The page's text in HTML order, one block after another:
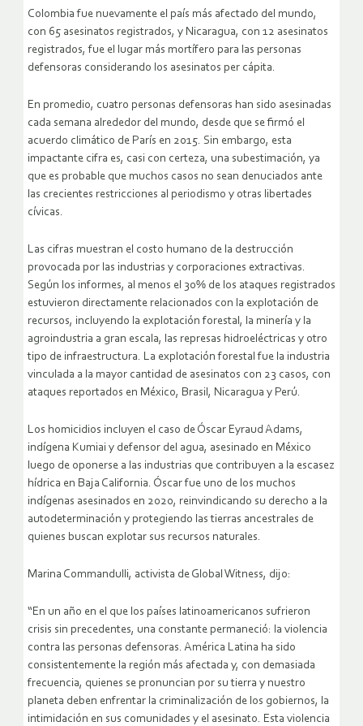
Colombia fue nuevamente el país más afectado del mundo,
con 65 asesinatos registrados, y Nicaragua, con 12 asesinatos
registrados, fue el lugar más mortífero para las personas
defensoras considerando los asesinatos per cápita.
En promedio, cuatro personas defensoras han sido asesinadas
cada semana alrededor del mundo, desde que se firmó el
acuerdo climático de París en 2015. Sin embargo, esta
impactante cifra es, casi con certeza, una subestimación, ya
que es probable que muchos casos no sean denuciados ante
las crecientes restricciones al periodismo y otras libertades
cívicas.
Las cifras muestran el costo humano de la destrucción
provocada por las industrias y corporaciones extractivas.
Según los informes, al menos el 30% de los ataques registrados
estuvieron directamente relacionados con la explotación de
recursos, incluyendo la explotación forestal, la minería y la
agroindustria a gran escala, las represas hidroeléctricas y otro
tipo de infraestructura. La explotación forestal fue la industria
vinculada a la mayor cantidad de asesinatos con 23 casos, con
ataques reportados en México, Brasil, Nicaragua y Perú.
Los homicidios incluyen el caso de Óscar Eyraud Adams,
indígena Kumiai y defensor del agua, asesinado en México
luego de oponerse a las industrias que contribuyen a la escasez
hídrica en Baja California. Óscar fue uno de los muchos
indígenas asesinados en 2020, reinvindicando su derecho a la
autodeterminación y protegiendo las tierras ancestrales de
quienes buscan explotar sus recursos naturales.
Marina Commandulli, activista de Global Witness, dijo:
“En un año en el que los países latinoamericanos sufrieron
crisis sin precedentes, una constante permaneció: la violencia
contra las personas defensoras. América Latina ha sido
consistentemente la región más afectada y, con demasiada
frecuencia, quienes se pronuncian por su tierra y nuestro
planeta deben enfrentar la criminalización de los gobiernos, la
intimidación en sus comunidades y el asesinato. Esta violencia